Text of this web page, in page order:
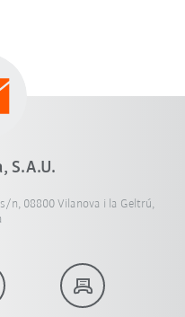
S.A.U.
n, 08800 Vilanova i la Geltrú,